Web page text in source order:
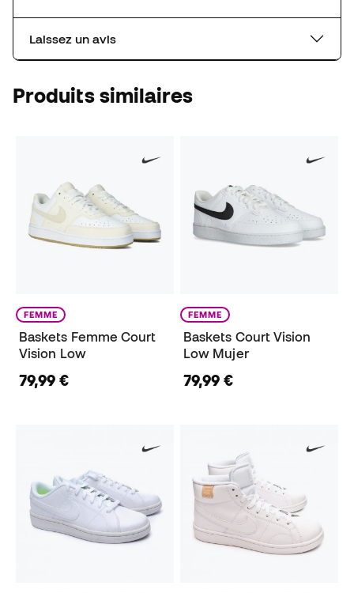
Laissez un avis
Produits similaires
FEMME
Baskets Femme Court
Vision Low
79,99 €
FEMME
Baskets Court Vision
Low Mujer
79,99 €